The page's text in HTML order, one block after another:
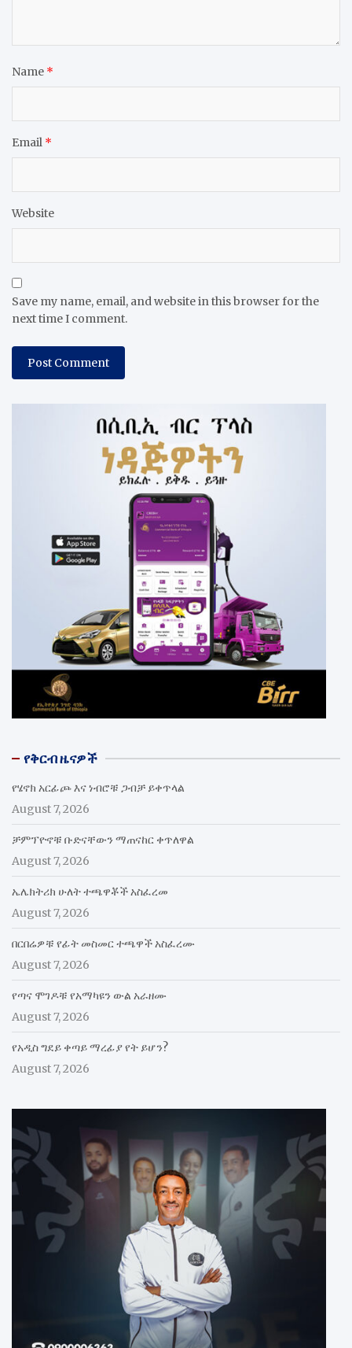
Name *
Email *
Website
Save my name, email, and website in this browser for the
next time I comment.
የቅርብ ዜናዎች
የሄኖክ አርፊጮ እና ነብሮቹ ጋብቻ ይቀጥላል
August 7, 2026
ቻምፕዮኖቹ ቡድናቸውን ማጠናከር ቀጥለዋል
August 7, 2026
ኤሌክትሪክ ሁለት ተጫዋቾች አስፈረመ
August 7, 2026
በርበሬዎቹ የፊት መስመር ተጫዋች አስፈረሙ
August 7, 2026
የጣና ሞገዶቹ የአማካዩን ውል አራዘሙ
August 7, 2026
የአዲስ ግደይ ቀጣይ ማረፊያ የት ይሆን?
August 7, 2026